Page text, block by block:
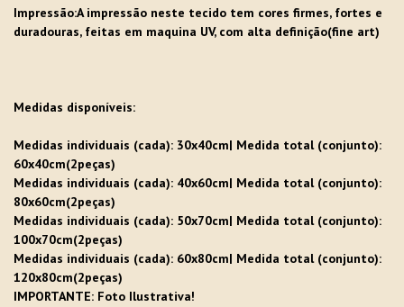
Impressão:A impressão neste tecido tem cores firmes, fortes e
duradouras, feitas em maquina UV, com alta definição(fine art)
Medidas disponíveis:
Medidas individuais (cada): 30x40cm| Medida total (conjunto):
60x40cm(2peças)
Medidas individuais (cada): 40x60cm| Medida total (conjunto):
80x60cm(2peças)
Medidas individuais (cada): 50x70cm| Medida total (conjunto):
100x70cm(2peças)
Medidas individuais (cada): 60x80cm| Medida total (conjunto):
120x80cm(2peças)
IMPORTANTE: Foto Ilustrativa!